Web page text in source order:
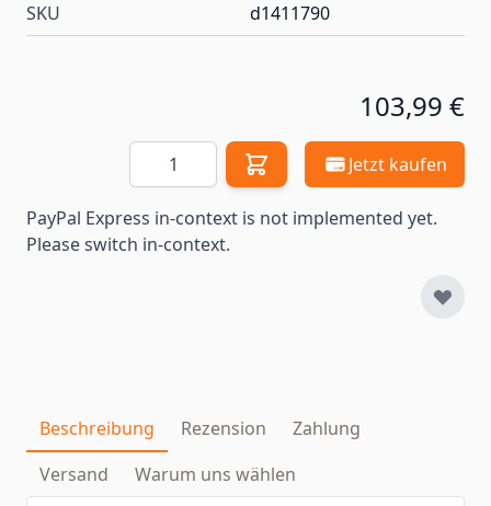
SKU d1411790
103,99 €
Menge Jetzt kaufen
PayPal Express in-context is not implemented yet.
Please switch in-context.
Beschreibung Rezension
Zahlung
Versand
Warum uns wählen